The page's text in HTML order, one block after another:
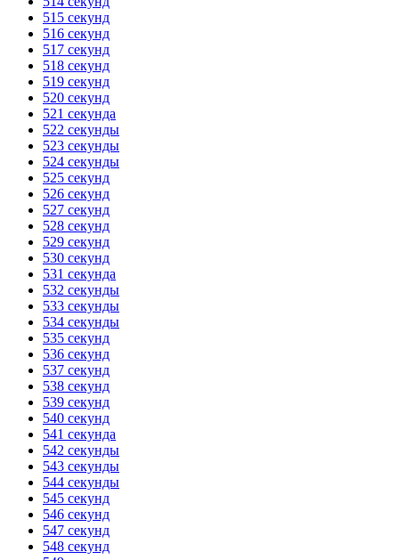
515 секунд
516 секунд
517 секунд
518 секунд
519 секунд
520 секунд
521 секунда
522 секунды
523 секунды
524 секунды
525 секунд
526 секунд
527 секунд
528 секунд
529 секунд
530 секунд
531 секунда
532 секунды
533 секунды
534 секунды
535 секунд
536 секунд
537 секунд
538 секунд
539 секунд
540 секунд
541 секунда
542 секунды
543 секунды
544 секунды
545 секунд
546 секунд
547 секунд
548 секунд